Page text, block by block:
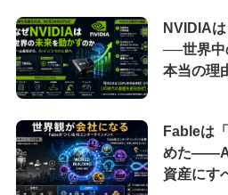
NVIDIA
──世界中
本当の理
Fableは
めた
資産にす